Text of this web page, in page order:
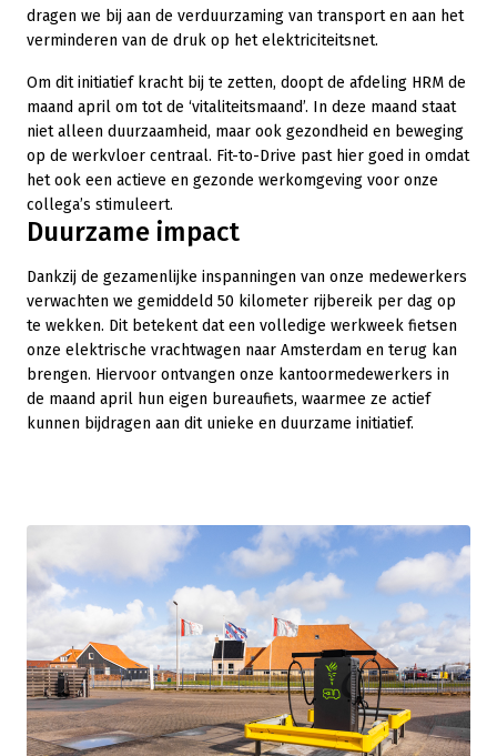
dragen we bij aan de verduurzaming van transport en aan het
verminderen van de druk op het elektriciteitsnet.
Om dit initiatief kracht bij te zetten, doopt de afdeling HRM de
maand april om tot de ‘vitaliteitsmaand’. In deze maand staat
niet alleen duurzaamheid, maar ook gezondheid en beweging
op de werkvloer centraal. Fit-to-Drive past hier goed in omdat
het ook een actieve en gezonde werkomgeving voor onze
collega’s stimuleert.
Duurzame impact
Dankzij de gezamenlijke inspanningen van onze medewerkers
verwachten we gemiddeld 50 kilometer rijbereik per dag op
te wekken. Dit betekent dat een volledige werkweek fietsen
onze elektrische vrachtwagen naar Amsterdam en terug kan
brengen. Hiervoor ontvangen onze kantoormedewerkers in
de maand april hun eigen bureaufiets, waarmee ze actief
kunnen bijdragen aan dit unieke en duurzame initiatief.